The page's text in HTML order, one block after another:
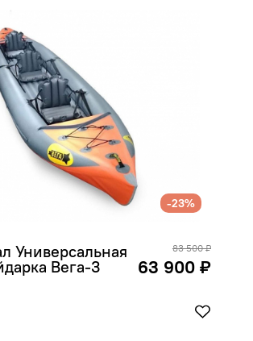
-23%
Универсальная
Вега-3
83 500 ₽
63 900 ₽